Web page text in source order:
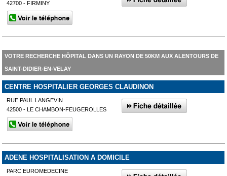
42700 - FIRMINY
VOTRE RECHERCHE HÔPITAL DANS UN RAYON DE 50KM AUX ALENTOURS DE
SAINT-DIDIER-EN-VELAY
CENTRE HOSPITALIER GEORGES CLAUDINON
RUE PAUL LANGEVIN
42500 - LE CHAMBON-FEUGEROLLES
ADENE HOSPITALISATION A DOMICILE
PARC EUROMEDECINE